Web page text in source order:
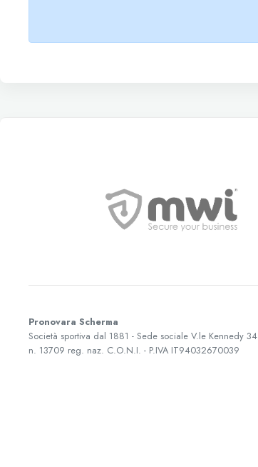
Pronovara Scherma
Società sportiva dal 1881 - Sede sociale V.le Kennedy 34
n. 13709 reg. naz. C.O.N.I. - P.IVA IT94032670039